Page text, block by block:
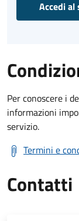
Accedi al
Per conoscere i
informazioni
servizio.
Termini e
Contatti